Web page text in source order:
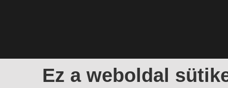
Ez a weboldal